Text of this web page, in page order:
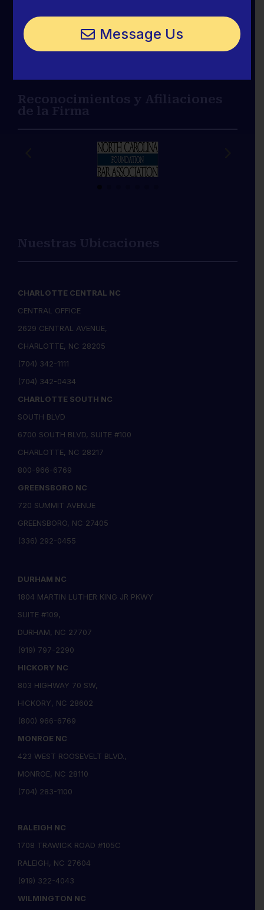
800-966-6769
 OFICINA DE CENTRAL
CHARLOTTE CENTRAL NC
CENTRAL OFFICE
2629 CENTRAL AVENUE,
CHARLOTTE, NC 28205
(704) 342-1111
(704) 342-0434
CHARLOTTE SOUTH NC
SOUTH BLVD
6700 SOUTH BLVD, SUITE #100
CHARLOTTE, NC 28217
800-966-6769
GREENSBORO NC
720 SUMMIT AVENUE
GREENSBORO, NC 27405
(336) 292-0455
DURHAM NC
1804 MARTIN LUTHER KING JR PKWY
SUITE #109,
DURHAM, NC 27707
(919) 797-2290
HICKORY NC
803 HIGHWAY 70 SW,
HICKORY, NC 28602
(800) 966-6769
MONROE NC
423 WEST ROOSEVELT BLVD.,
MONROE, NC 28110
(704) 283-1100
RALEIGH NC
1708 TRAWICK ROAD #105C
RALEIGH, NC 27604
(919) 322-4043
WILMINGTON NC
Message Us